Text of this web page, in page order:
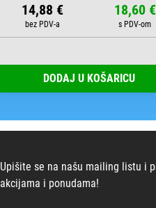
14,88 € 18,60 €
DODAJ U KOŠARICU
Upišite se na našu mailing listu i
akcijama i ponudama!